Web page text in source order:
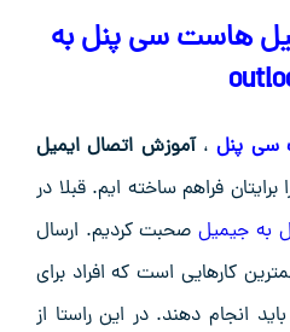
هاست سی پنل به
سی پنل،آموزش اتصال ایمیل
برایتان فراهم ساخته ایم. قبلا در
به جیمیلصحبت کردیم. ارسال
کارهایی است که افراد برای
انجام دهند. در این راستا از